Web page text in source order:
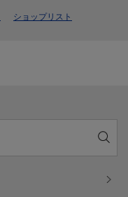
ショップリスト